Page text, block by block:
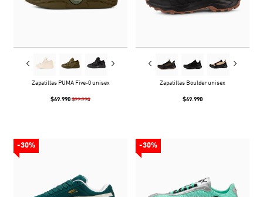
Zapatillas PUMA Five-0 unisex
$69.990 $99.990
Zapatillas Boulder unisex
$69.990
-30% -30%